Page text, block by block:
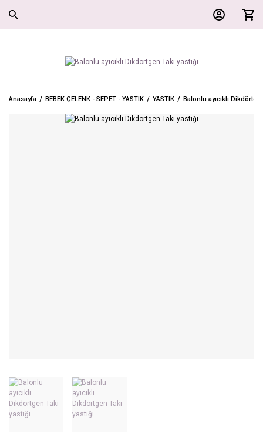
Anasayfa BEBEK ÇELENK - SEPET - YASTIK YASTIK Balonlu ayıcıklı Dikdörtgen